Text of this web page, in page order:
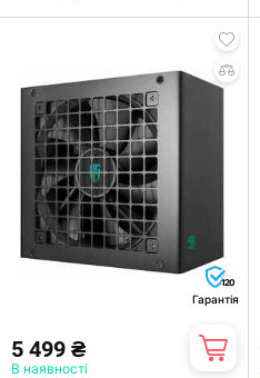
120
Гарантія
5 499 ₴
В наявності